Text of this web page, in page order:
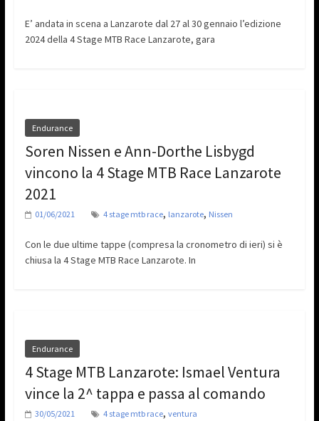
E’ andata in scena a Lanzarote dal 27 al 30 gennaio l’edizione
2024 della 4 Stage MTB Race Lanzarote, gara
Endurance
Soren Nissen e Ann-Dorthe Lisbygd
vincono la 4 Stage MTB Race Lanzarote
2021
01/06/2021 4 stage mtb race, lanzarote, Nissen
Con le due ultime tappe (compresa la cronometro di ieri) si è
chiusa la 4 Stage MTB Race Lanzarote. In
Endurance
4 Stage MTB Lanzarote: Ismael Ventura
vince la 2^ tappa e passa al comando
30/05/2021 4 stage mtb race, ventura